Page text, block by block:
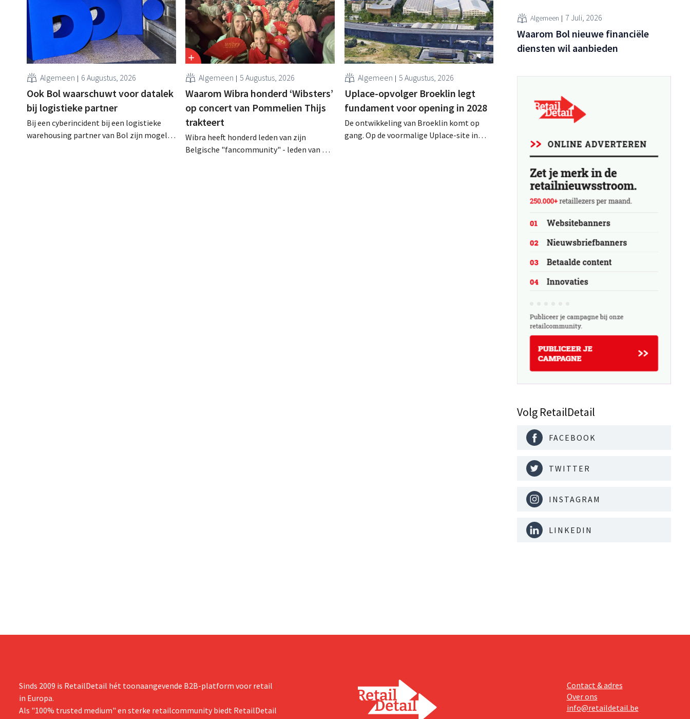
Algemeen 6 Augustus, 2026
Ook Bol waarschuwt voor datalek
bij logistieke partner
Bij een cyberincident bij een logistieke
warehousing partner van Bol zijn mogelijk
Algemeen 5 Augustus, 2026
Waarom Wibra honderd ‘Wibsters’
op concert van Pommelien Thijs
trakteert
Wibra heeft honderd leden van zijn
Belgische "fancommunity" - leden van het
Algemeen 5 Augustus, 2026
Uplace-opvolger Broeklin legt
fundament voor opening in 2028
De ontwikkeling van Broeklin komt op
gang. Op de voormalige Uplace-site in
Algemeen 7 Juli, 2026
Waarom Bol nieuwe financiële
diensten wil aanbieden
Volg RetailDetail
FACEBOOK
TWITTER
INSTAGRAM
LINKEDIN
Sinds 2009 is RetailDetail hét toonaangevende B2B-platform voor retail
in Europa.
Als "100% trusted medium" en sterke retailcommunity biedt RetailDetail
Contact & adres
Over ons
info@retaildetail.be